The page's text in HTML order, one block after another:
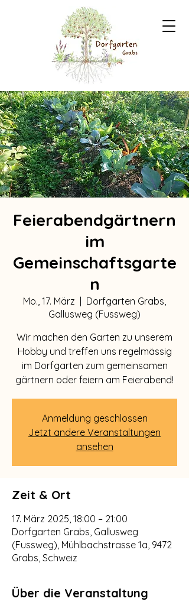
Feierabendgärtnern
im
Gemeinschaftsgarte
n
Mo., 17. März
Dorfgarten Grabs,
Gallusweg (Fussweg)
Wir machen den Garten zu unserem
Hobby und treffen uns regelmässig
im Dorfgarten zum gemeinsamen
gärtnern oder feiern am Feierabend!
Anmeldung geschlossen
Jetzt andere Veranstaltungen
ansehen
Zeit & Ort
17. März 2025, 18:00 – 21:00
Dorfgarten Grabs, Gallusweg
(Fussweg), Mühlbachstrasse 1a, 9472
Grabs, Schweiz
Über die Veranstaltung